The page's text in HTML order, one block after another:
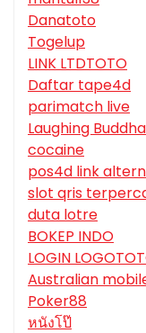
Danatoto
Togelup
LINK LTDTOTO
Daftar tape4d
parimatch live
Laughing Buddha
cocaine
pos4d link
slot qris
duta lotre
BOKEP INDO
LOGIN
Australian
Poker88
หนังโป๊